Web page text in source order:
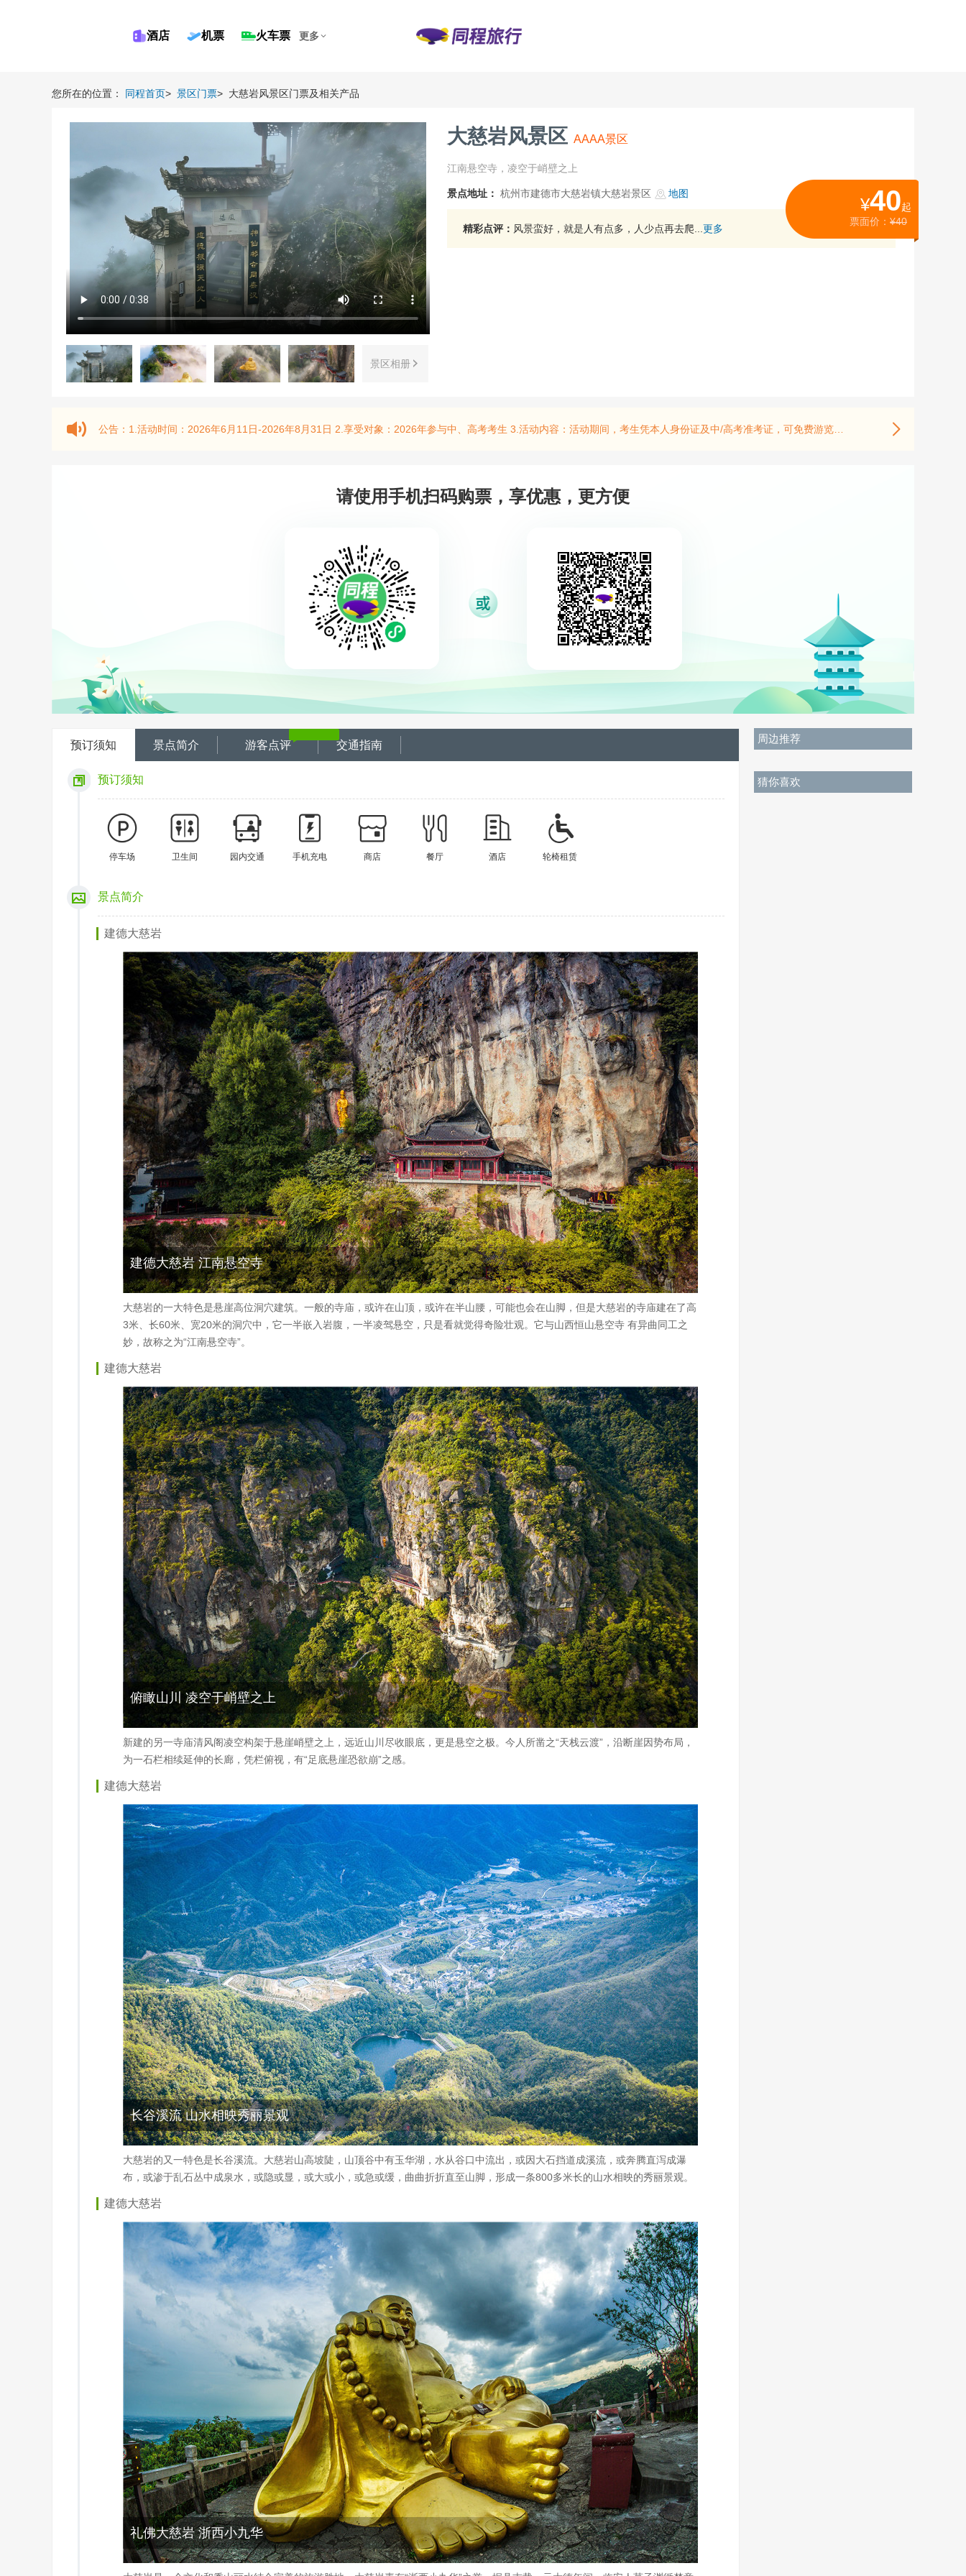
酒店 机票 火车票 更多
您所在的位置： 同程首页> 景区门票> 大慈岩风景区门票及相关产品
景区相册
大慈岩风景区 AAAA景区
江南悬空寺，凌空于峭壁之上
景点地址： 杭州市建德市大慈岩镇大慈岩景区 地图
精彩点评： 风景蛮好，就是人有点多，人少点再去爬... 更多
¥40起
票面价： ¥40
公告： 1.活动时间：2026年6月11日-2026年8月31日 2.享受对象：2026年参与中、高考考生 3.活动内容：活动期间，考生凭本人身份证及中/高考准考证，可免费游览大慈岩、七里扬帆、灵栖洞天（不包含灵泉洞手划船游览项目）、好运岛和新叶古村五大国有景区，免景区首道门票。 提醒事项：景区其他经营性二消项目如索道、滑道、游船、观光电瓶车、参与性活动等项目按物价部门核定的价格收取费用
请使用手机扫码购票，享优惠，更方便
预订须知 景点简介 游客点评 交通指南
预订须知
停车场 卫生间 园内交通 手机充电 商店 餐厅 酒店 轮椅租赁
景点简介
建德大慈岩
建德大慈岩 江南悬空寺
大慈岩的一大特色是悬崖高位洞穴建筑。一般的寺庙，或许在山顶，或许在半山腰，可能也会在山脚，但是大慈岩的寺庙建在了高
3米、长60米、宽20米的洞穴中，它一半嵌入岩腹，一半凌驾悬空，只是看就觉得奇险壮观。它与山西恒山悬空寺 有异曲同工之
妙，故称之为“江南悬空寺”。
建德大慈岩
俯瞰山川 凌空于峭壁之上
新建的另一寺庙清风阁凌空构架于悬崖峭壁之上，远近山川尽收眼底，更是悬空之极。今人所凿之“天栈云渡”，沿断崖因势布局，
为一石栏相续延伸的长廊，凭栏俯视，有“足底悬崖恐欲崩”之感。
建德大慈岩
长谷溪流 山水相映秀丽景观
大慈岩的又一特色是长谷溪流。大慈岩山高坡陡，山顶谷中有玉华湖，水从谷口中流出，或因大石挡道成溪流，或奔腾直泻成瀑
布，或渗于乱石丛中成泉水，或隐或显，或大或小，或急或缓，曲曲折折直至山脚，形成一条800多米长的山水相映的秀丽景观。
建德大慈岩
礼佛大慈岩 浙西小九华
周边推荐
猜你喜欢